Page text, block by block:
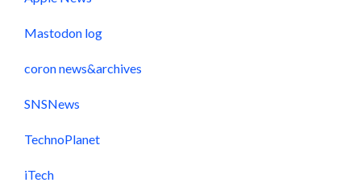
Mastodon log
coron news&archives
SNSNews
TechnoPlanet
iTech